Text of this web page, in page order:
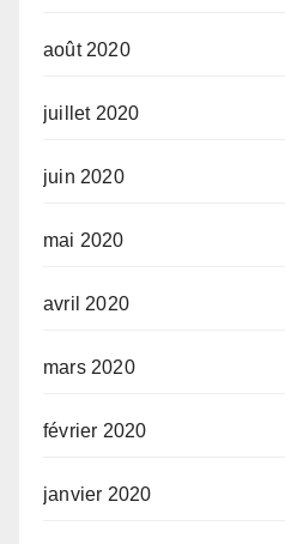
août 2020
juillet 2020
juin 2020
mai 2020
avril 2020
mars 2020
février 2020
janvier 2020